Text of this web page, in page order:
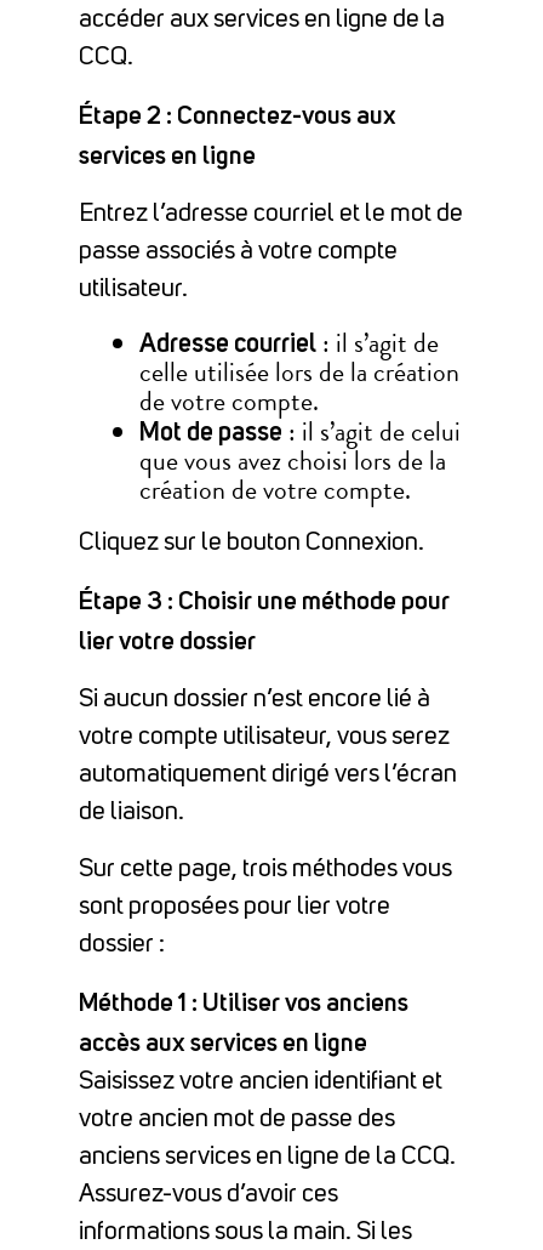
accéder aux services en ligne de la
CCQ.
Étape 2 : Connectez-vous aux
services en ligne
Entrez l’adresse courriel et le mot de
passe associés à votre compte
utilisateur.
Adresse courriel : il s’agit de
celle utilisée lors de la création
de votre compte.
Mot de passe : il s’agit de celui
que vous avez choisi lors de la
création de votre compte.
Cliquez sur le bouton Connexion.
Étape 3 : Choisir une méthode pour
lier votre dossier
Si aucun dossier n’est encore lié à
votre compte utilisateur, vous serez
automatiquement dirigé vers l’écran
de liaison.
Sur cette page, trois méthodes vous
sont proposées pour lier votre
dossier :
Méthode 1 : Utiliser vos anciens
accès aux services en ligne
Saisissez votre ancien identifiant et
votre ancien mot de passe des
anciens services en ligne de la CCQ.
Assurez-vous d’avoir ces
informations sous la main. Si les